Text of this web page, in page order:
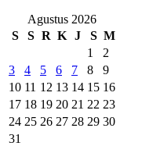
Agustus 2026
S
S R K J S M
1
2
3
4 5 6 7 8
9
10 11 12 13 14 15 16
17 18 19 20 21 22 23
24 25 26 27 28 29 30
31